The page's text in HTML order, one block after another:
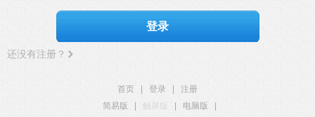
登录
还没有注册？
首页 登录
注册
简易版
触屏版 电脑版